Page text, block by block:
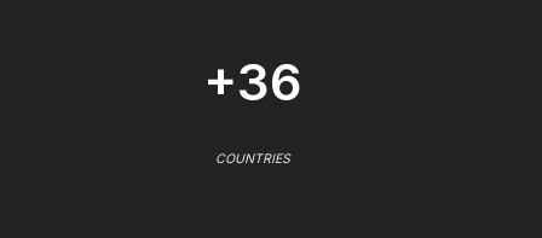
+36
COUNTRIES